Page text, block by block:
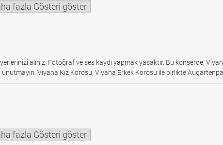
fazla Gösteri göster
alınız. Fotoğraf ve ses kaydı yapmak yasaktır. Bu konserde,
Viyana Kız Korosu, Viyana Erkek Korosu ile birlikte
fazla Gösteri göster